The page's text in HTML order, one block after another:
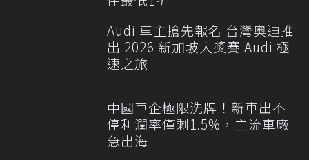
Audi 車主搶先報名 台灣奧迪推
出 2026 新加坡大獎賽 Audi 極
速之旅
中國車企極限洗牌！新車出不
停利潤率僅剩1.5%，主流車廠
急出海